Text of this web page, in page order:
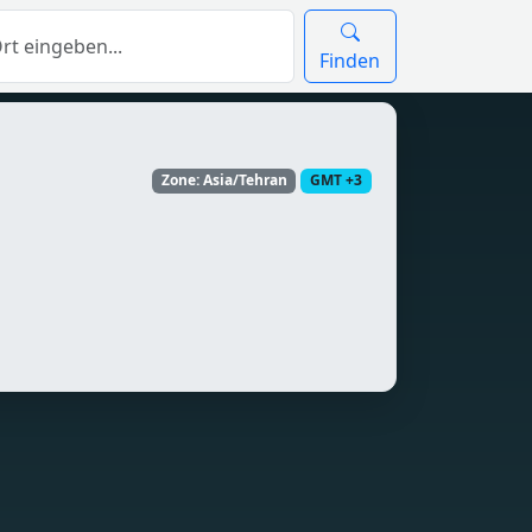
Finden
Zone: Asia/Tehran GMT +3